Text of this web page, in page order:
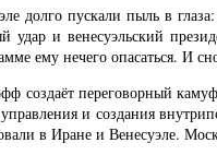
долго пускали пыль в
и венесуэльский
ему нечего опасаться. И
создаёт переговорный
и создания
в Иране и Венесуэле.